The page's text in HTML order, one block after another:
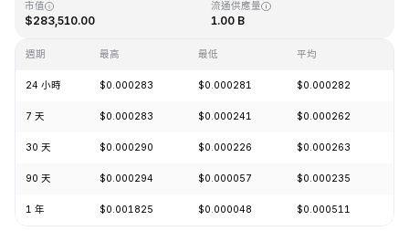
市值
$283,510.00
流通供應量
1.00 B
週期 最高 最低 平均
24 小時 $0.000283 $0.000281 $0.000282
7 天 $0.000283 $0.000241 $0.000262
30 天 $0.000290 $0.000226 $0.000263
90 天 $0.000294 $0.000057 $0.000235
1 年 $0.001825 $0.000048 $0.000511